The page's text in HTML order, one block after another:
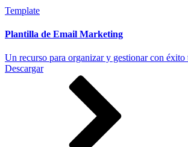
Template
Plantilla de Email Marketing
Un recurso para organizar y gestionar con
Descargar